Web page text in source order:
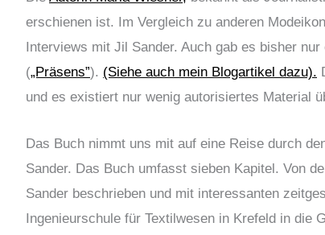
erschienen ist. Im Vergleich zu anderen
Interviews mit Jil Sander. Auch gab es bisher
(„Präsens”). (Siehe auch mein Blogartikel dazu).
und es existiert nur wenig autorisiertes Material
Das Buch nimmt uns mit auf eine Reise durch
Sander. Das Buch umfasst sieben Kapitel. Von
Sander beschrieben und mit interessanten
Ingenieurschule für Textilwesen in Krefeld in die